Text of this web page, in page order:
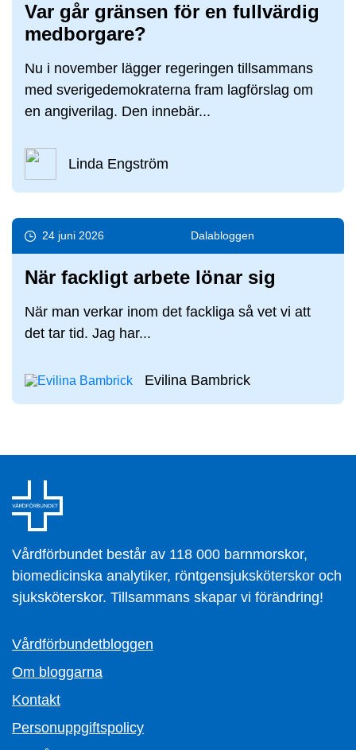
Var går gränsen för en fullvärdig
medborgare?
Nu i november lägger regeringen tillsammans
med sverigedemokraterna fram lagförslag om
en angiverilag. Den innebär...
Linda Engström
24 juni 2026 Dala­bloggen
När fackligt arbete lönar sig
När man verkar inom det fackliga så vet vi att
det tar tid. Jag har...
Evilina Bambrick
Vårdförbundet består av 118 000 barnmorskor,
biomedicinska analytiker, röntgensjuksköterskor och
sjuksköterskor. Tillsammans skapar vi förändring!
Vårdförbundetbloggen
Om bloggarna
Kontakt
Personuppgiftspolicy